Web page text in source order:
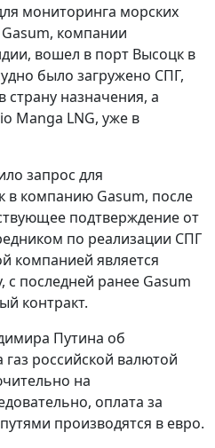
мониторинга морских
компании
вошел в порт Высоцк в
было загружено СПГ,
страну назначения, а
Manga LNG, уже в
запрос для
в компанию Gasum, после
подтверждение от
по реализации СПГ
компанией является
с последней ранее Gasum
контракт.
Путина об
газ российской валютой
на
оплата за
производятся в евро.